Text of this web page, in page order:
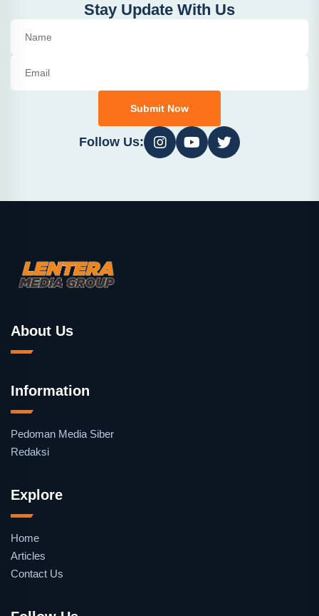
Stay Update With Us
Submit Now
Follow Us:
About Us
Information
Pedoman Media Siber
Redaksi
Explore
Home
Articles
Contact Us